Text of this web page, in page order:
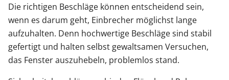
Die richtigen Beschläge können entscheidend sein,
wenn es darum geht, Einbrecher möglichst lange
aufzuhalten. Denn hochwertige Beschläge sind stabil
gefertigt und halten selbst gewaltsamen Versuchen,
das Fenster auszuhebeln, problemlos stand.